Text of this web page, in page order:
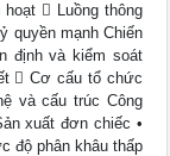
 Luồng thông
quyền mạnh Chiến
định và kiểm soát
 Cơ cấu tổ chức
và cấu trúc Công
xuất đơn chiếc •
độ phân khâu thấp